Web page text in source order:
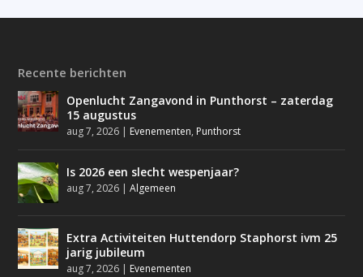
Recente berichten
Openlucht Zangavond in Punthorst – zaterdag
15 augustus
aug 7, 2026 | Evenementen, Punthorst
Is 2026 een slecht wespenjaar?
aug 7, 2026 |Algemeen
Extra Activiteiten Huttendorp Staphorst ivm 25
jarig jubileum
aug 7, 2026 | Evenementen